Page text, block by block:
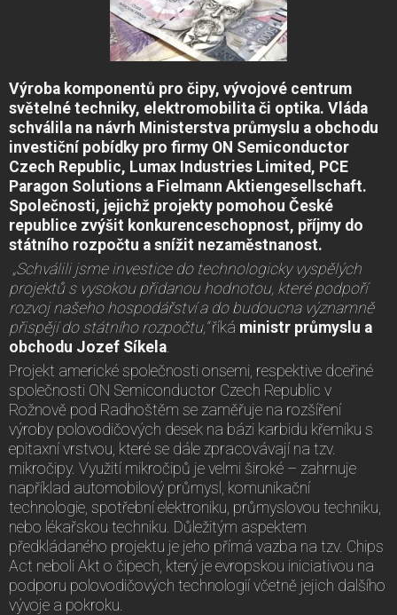
Výroba komponentů pro čipy, vývojové centrum
světelné techniky, elektromobilita či optika. Vláda
schválila na návrh Ministerstva průmyslu a obchodu
investiční pobídky pro firmy ON Semiconductor
Czech Republic, Lumax Industries Limited, PCE
Paragon Solutions a Fielmann Aktiengesellschaft.
Společnosti, jejichž projekty pomohou České
republice zvýšit konkurenceschopnost, příjmy do
státního rozpočtu a snížit nezaměstnanost.
„Schválili jsme investice do technologicky vyspělých
projektů s vysokou přidanou hodnotou, které podpoří
rozvoj našeho hospodářství a do budoucna významně
přispějí do státního rozpočtu,“říká ministr průmyslu a
obchodu Jozef Síkela
Projekt americké společnosti onsemi, respektive dceřiné
společnosti ON Semiconductor Czech Republic v
Rožnově pod Radhoštěm se zaměřuje na rozšíření
výroby polovodičových desek na bázi karbidu křemíku s
epitaxní vrstvou, které se dále zpracovávají na tzv.
mikročipy. Využití mikročipů je velmi široké – zahrnuje
například automobilový průmysl, komunikační
technologie, spotřební elektroniku, průmyslovou techniku,
nebo lékařskou techniku. Důležitým aspektem
předkládaného projektu je jeho přímá vazba na tzv. Chips
Act neboli Akt o čipech, který je evropskou iniciativou na
podporu polovodičových technologií včetně jejich dalšího
vývoje a pokroku.